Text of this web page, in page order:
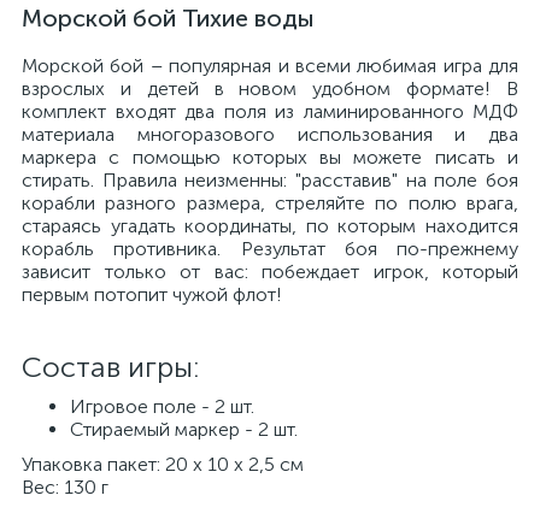
Морской бой Тихие воды
Морской бой – популярная и всеми любимая игра для
взрослых и детей в новом удобном формате! В
комплект входят два поля из ламинированного МДФ
материала многоразового использования и два
маркера с помощью которых вы можете писать и
стирать. Правила неизменны: "расставив" на поле боя
корабли разного размера, стреляйте по полю врага,
стараясь угадать координаты, по которым находится
корабль противника. Результат боя по-прежнему
зависит только от вас: побеждает игрок, который
первым потопит чужой флот!
Состав игры:
Игровое поле - 2 шт.
Стираемый маркер - 2 шт.
Упаковка пакет: 20 х 10 х 2,5 см
Вес: 130 г